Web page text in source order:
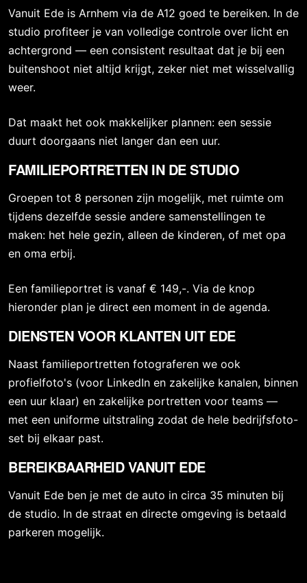
Vanuit Ede is Arnhem via de A12 goed te bereiken. In de
studio profiteer je van volledige controle over licht en
achtergrond — een consistent resultaat dat je bij een
buitenshoot niet altijd krijgt, zeker niet met wisselvallig
weer.
Dat maakt het ook makkelijker plannen: een sessie
duurt doorgaans niet langer dan een uur.
FAMILIEPORTRETTEN IN DE STUDIO
Groepen tot 8 personen zijn mogelijk, met ruimte om
tijdens dezelfde sessie andere samenstellingen te
maken: het hele gezin, alleen de kinderen, of met opa
en oma erbij.
Een familieportret is vanaf € 149,-. Via de knop
hieronder plan je direct een moment in de agenda.
DIENSTEN VOOR KLANTEN UIT EDE
Naast familieportretten fotograferen we ook
profielfoto's (voor LinkedIn en zakelijke kanalen, binnen
een uur klaar) en zakelijke portretten voor teams —
met een uniforme uitstraling zodat de hele bedrijfsfoto-
set bij elkaar past.
BEREIKBAARHEID VANUIT EDE
Vanuit Ede ben je met de auto in circa 35 minuten bij
de studio. In de straat en directe omgeving is betaald
parkeren mogelijk.